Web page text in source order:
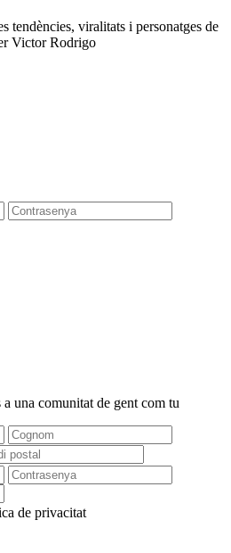
tendències, viralitats i personatges de
Victor Rodrigo
a una comunitat de gent com tu
de privacitat